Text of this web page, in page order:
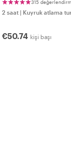
315
2 saat | Kuyruk atlama
€50.74 kişi başı